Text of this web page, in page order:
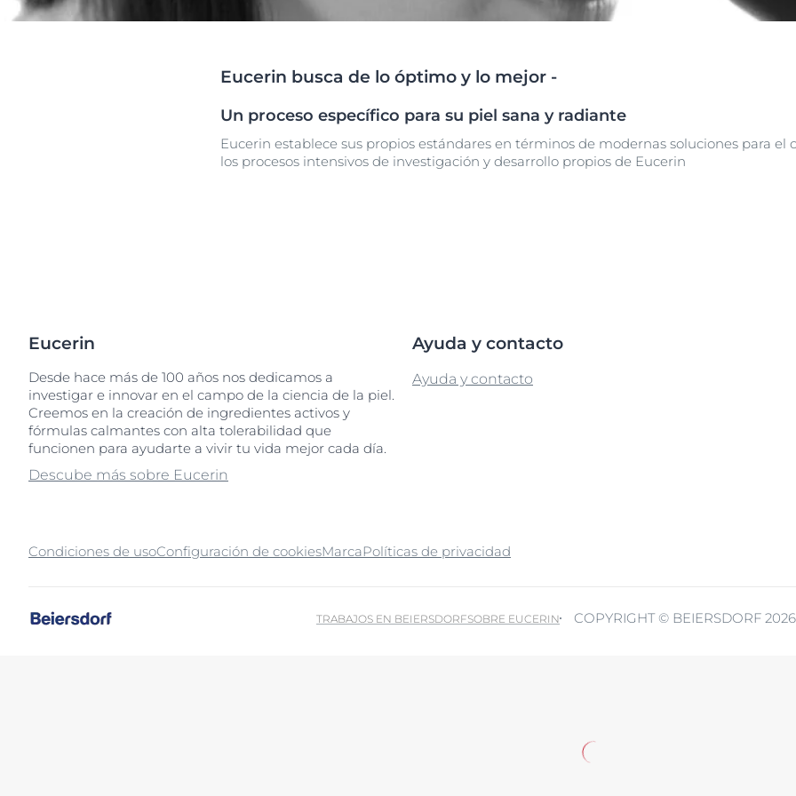
pH5
Eucerin busca de lo óptimo y lo mejor -
Un proceso específico para su piel sana y radiante
Eucerin establece sus propios estándares en términos de modernas soluciones para el
los procesos intensivos de investigación y desarrollo propios de Eucerin
Eucerin
Desde hace más de 100 años nos dedicamos a
investigar e innovar en el campo de la ciencia de la piel.
Creemos en la creación de ingredientes activos y
fórmulas calmantes con alta tolerabilidad que
funcionen para ayudarte a vivir tu vida mejor cada día.
Descube más sobre Eucerin
Ayuda y contacto
Ayuda y contacto
Condiciones de usoConfiguración de cookiesMarcaPolíticas de privacidad
TRABAJOS EN BEIERSDORFSOBRE EUCERIN COPYRIGHT © BEIERSDORF 2026